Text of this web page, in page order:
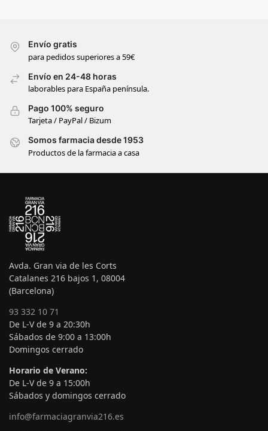
Envío gratis
para pedidos superiores a 59€
Envío en 24-48 horas
laborables para España península.
Pago 100% seguro
Tarjeta / PayPal / Bizum
Somos farmacia desde 1953
Productos de la farmacia a casa
Avda. Gran via de les Corts
Catalanes 216 bajos 1, 08004
(Barcelona)
93 332 10 71
De L-V de 9 a 20:30h
Sábados de 9:00 a 13:00h
Domingos cerrado
Horario de Verano:
De L-V de 9 a 15:00h
Sábados y domingos cerrado
info@farmaciagranvia216.es